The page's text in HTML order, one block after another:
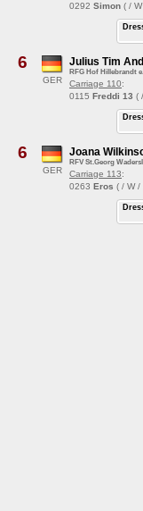
0292 Simon ( /
6
GER
Julius Tim
RFG Hof Hillebrandt
Carriage 110:
0115 Freddi 13 (
6
GER
Joana
RFV St.Georg
Carriage 113:
0263 Eros ( / W /